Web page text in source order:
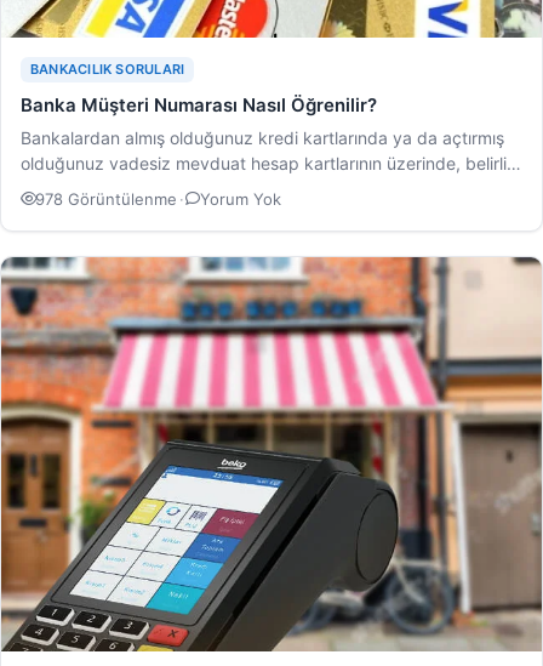
BANKACILIK SORULARI
Banka Müşteri Numarası Nasıl Öğrenilir?
Bankalardan almış olduğunuz kredi kartlarında ya da açtırmış
olduğunuz vadesiz mevduat hesap kartlarının üzerinde, belirli
anlamlar…
978 Görüntülenme · Yorum Yok